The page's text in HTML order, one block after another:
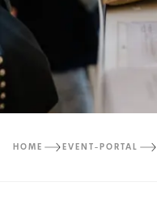
HOME EVENT-PORTAL